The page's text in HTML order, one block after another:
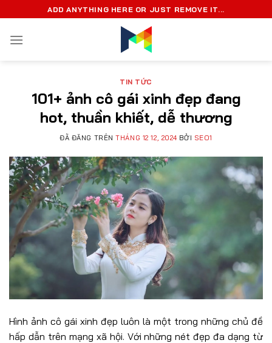
nội
ADD ANYTHING HERE OR JUST REMOVE IT...
TIN TỨC
101+ ảnh cô gái xinh đẹp đang
hot, thuần khiết, dễ thương
ĐÃ ĐĂNG TRÊNTHÁNG 12 12, 2024 BỞI SEO1
Hình ảnh cô gái xinh đẹp luôn là một trong những chủ đề
hấp dẫn trên mạng xã hội. Với những nét đẹp đa dạng từ